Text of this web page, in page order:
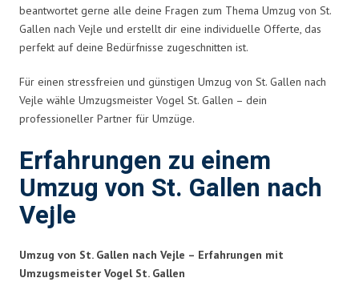
beantwortet gerne alle deine Fragen zum Thema Umzug von St.
Gallen nach Vejle und erstellt dir eine individuelle Offerte, das
perfekt auf deine Bedürfnisse zugeschnitten ist.
Für einen stressfreien und günstigen Umzug von St. Gallen nach
Vejle wähle Umzugsmeister Vogel St. Gallen – dein
professioneller Partner für Umzüge.
Erfahrungen zu einem
Umzug von St. Gallen nach
Vejle
Umzug von St. Gallen nach Vejle – Erfahrungen mit
Umzugsmeister Vogel St. Gallen